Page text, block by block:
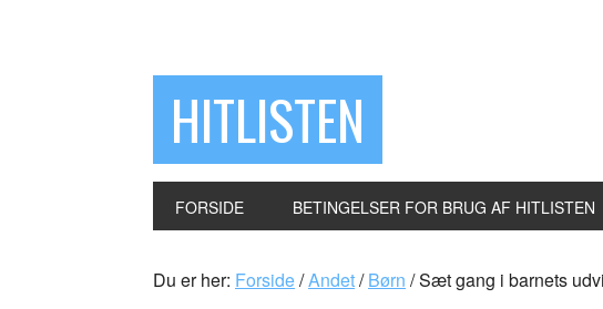
HITLISTEN
FORSIDE BETINGELSER FOR BRUG AF HITLISTEN
Du er her: Forside/Andet/ Børn /Sæt gang i barnets